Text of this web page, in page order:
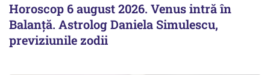
Horoscop 6 august 2026. Venus intră în
Balanță. Astrolog Daniela Simulescu,
previziunile zodii